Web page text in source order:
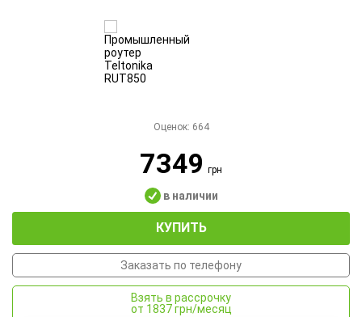
Оценок: 664
7349грн
в наличии
КУПИТЬ
Заказать по телефону
Взять в рассрочку
от 1837 грн/месяц